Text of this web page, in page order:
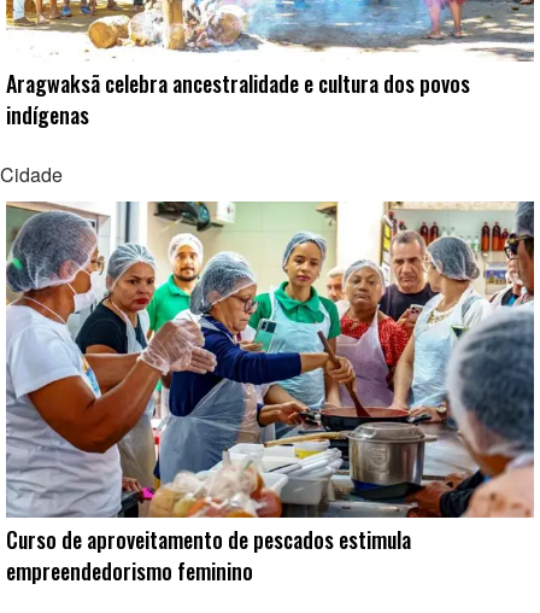
Aragwaksã celebra ancestralidade e cultura dos povos
indígenas
Cidade
Curso de aproveitamento de pescados estimula
empreendedorismo feminino